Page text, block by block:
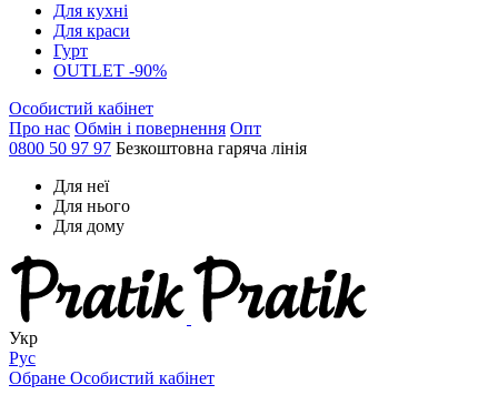
Для кухні
Для краси
Гурт
OUTLET -90%
Особистий кабінет
Про нас Обмін і повернення Опт
0800 50 97 97 Безкоштовна гаряча лінія
Для неї
Для нього
Для дому
Укр
Рус
Обране Особистий кабінет